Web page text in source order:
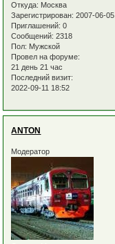
Откуда: Москва
Зарегистрирован: 2007-06-05
Приглашений: 0
Сообщений: 2318
Пол: Мужской
Провел на форуме:
21 день 21 час
Последний визит:
2022-09-11 18:52
ANTON
Модератор